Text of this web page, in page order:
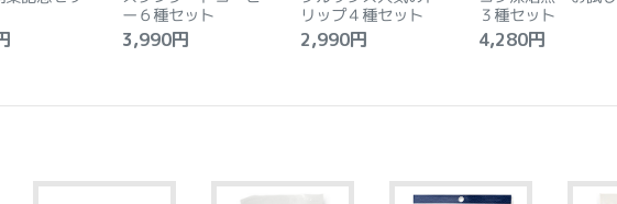
ー６種セット
3,990円
リップ４種セット
2,990円
３種セット
4,280円